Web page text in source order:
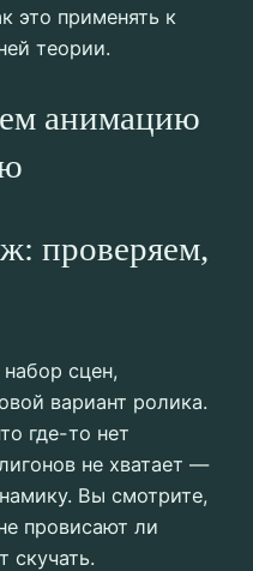
это применять к
теории.
анимацию
проверяем,
сцен,
вариант ролика.
где-то нет
не хватает —
Вы смотрите,
провисают ли
скучать.